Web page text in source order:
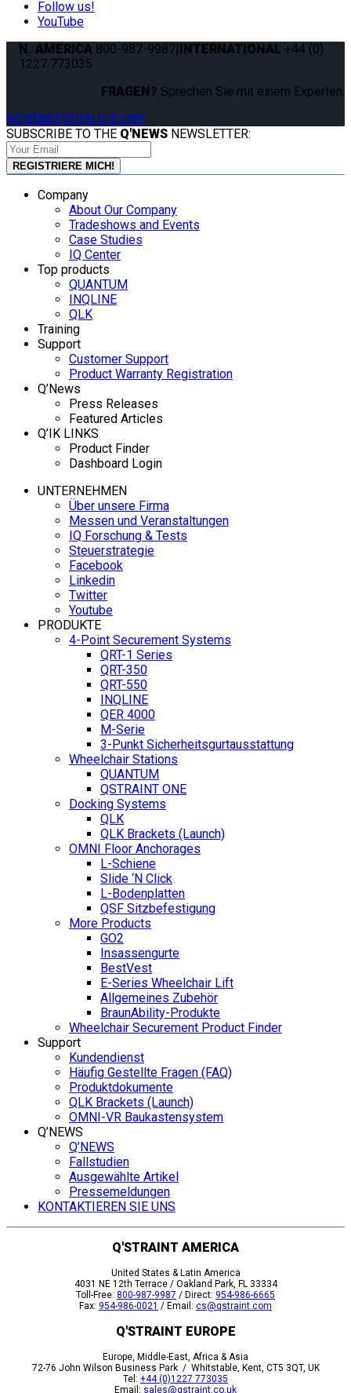
Follow us!
YouTube
N. AMERICA 800-987-9987|INTERNATIONAL +44 (0)
1227 773035
FRAGEN? Sprechen Sie mit einem Experten.
KONTAKTIEREN SIE UNS
SUBSCRIBE TO THE Q'NEWS NEWSLETTER:
Company
About Our Company
Tradeshows and Events
Case Studies
IQ Center
Top products
QUANTUM
INQLINE
QLK
Training
Support
Customer Support
Product Warranty Registration
Q’News
Press Releases
Featured Articles
Q’IK LINKS
Product Finder
Dashboard Login
UNTERNEHMEN
Über unsere Firma
Messen und Veranstaltungen
IQ Forschung & Tests
Steuerstrategie
Facebook
Linkedin
Twitter
Youtube
PRODUKTE
4-Point Securement Systems
QRT-1 Series
QRT-350
QRT-550
INQLINE
QER 4000
M-Serie
3-Punkt Sicherheitsgurtausstattung
Wheelchair Stations
QUANTUM
QSTRAINT ONE
Docking Systems
QLK
QLK Brackets (Launch)
OMNI Floor Anchorages
L-Schiene
Slide ‘N Click
L-Bodenplatten
QSF Sitzbefestigung
More Products
GO2
Insassengurte
BestVest
E-Series Wheelchair Lift
Allgemeines Zubehör
BraunAbility-Produkte
Wheelchair Securement Product Finder
Support
Kundendienst
Häufig Gestellte Fragen (FAQ)
Produktdokumente
QLK Brackets (Launch)
OMNI-VR Baukastensystem
Q’NEWS
Q’NEWS
Fallstudien
Ausgewählte Artikel
Pressemeldungen
KONTAKTIEREN SIE UNS
Q'STRAINT AMERICA
United States & Latin America
4031 NE 12th Terrace / Oakland Park, FL 33334
Toll-Free: 800-987-9987 / Direct: 954-986-6665
Fax: 954-986-0021 / Email: cs@qstraint.com
Q'STRAINT EUROPE
Europe, Middle-East, Africa & Asia
72-76 John Wilson Business Park / Whitstable, Kent, CT5 3QT, UK
Tel: +44 (0)1227 773035
Email: sales@qstraint.co.uk